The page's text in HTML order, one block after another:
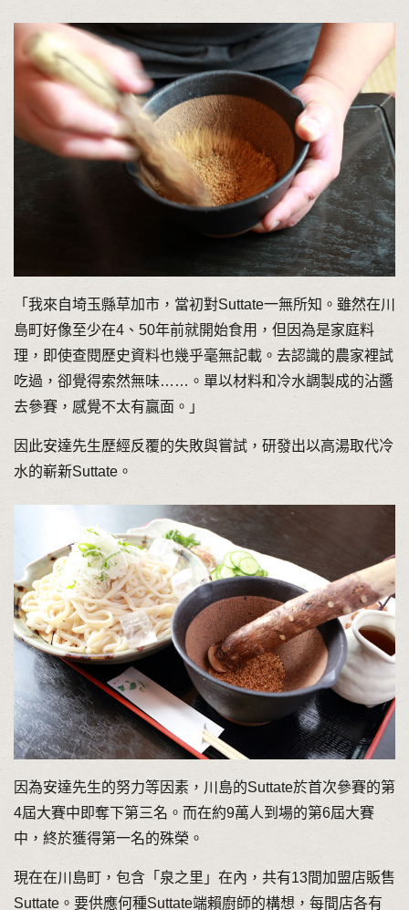
「我來自埼玉縣草加市，當初對Suttate一無所知。雖然在川
島町好像至少在4、50年前就開始食用，但因為是家庭料
理，即使查閱歷史資料也幾乎毫無記載。去認識的農家裡試
吃過，卻覺得索然無味……。單以材料和冷水調製成的沾醬
去參賽，感覺不太有贏面。」
因此安達先生歷經反覆的失敗與嘗試，研發出以高湯取代冷
水的嶄新Suttate。
因為安達先生的努力等因素，川島的Suttate於首次參賽的第
4屆大賽中即奪下第三名。而在約9萬人到場的第6屆大賽
中，終於獲得第一名的殊榮。
現在在川島町，包含「泉之里」在內，共有13間加盟店販售
Suttate。要供應何種Suttate端賴廚師的構想，每間店各有